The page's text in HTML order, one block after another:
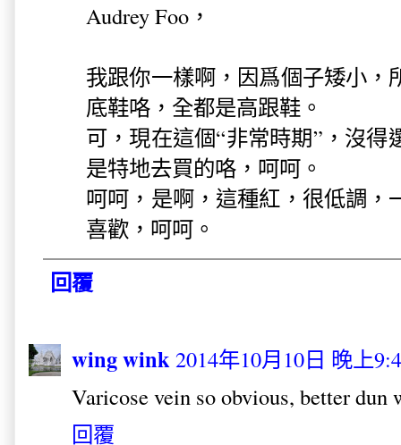
Audrey Foo，
我跟你一樣啊，因爲個子矮小，
底鞋咯，全都是高跟鞋。
可，現在這個“非常時期”，沒
是特地去買的咯，呵呵。
呵呵，是啊，這種紅，很低調，
喜歡，呵呵。
回覆
wing wink2014年10月10日 晚上
Varicose vein so obvious, better dun
回覆